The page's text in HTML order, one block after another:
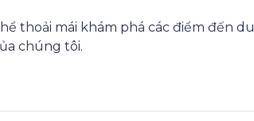
thoải mái khám phá các điểm đến du
chúng tôi.